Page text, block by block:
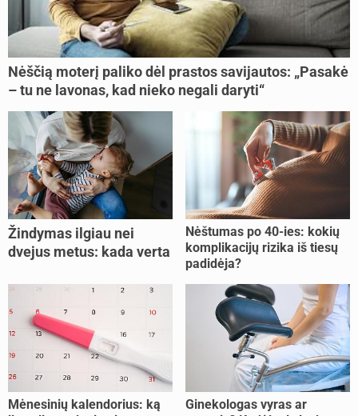
Nėščią moterį paliko dėl prastos savijautos: „Pasakė
– tu ne lavonas, kad nieko negali daryti“
Žindymas ilgiau nei
dvejus metus: kada verta
nujunkyti?
Nėštumas po 40-ies: kokių
komplikacijų rizika iš tiesų
padidėja?
Mėnesinių kalendorius: ką
Ginekologas vyras ar